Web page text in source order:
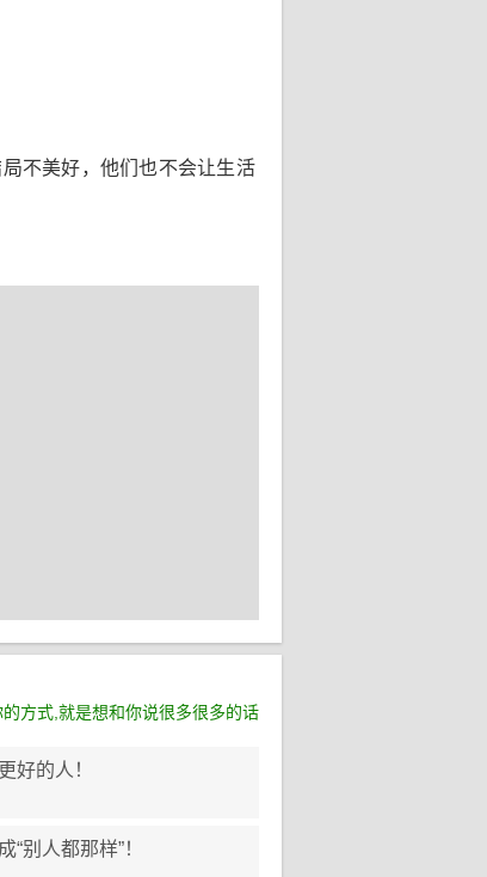
不美好，他们也不会让生活
方式,就是想和你说很多很多的话
好的人！
别人都那样”！